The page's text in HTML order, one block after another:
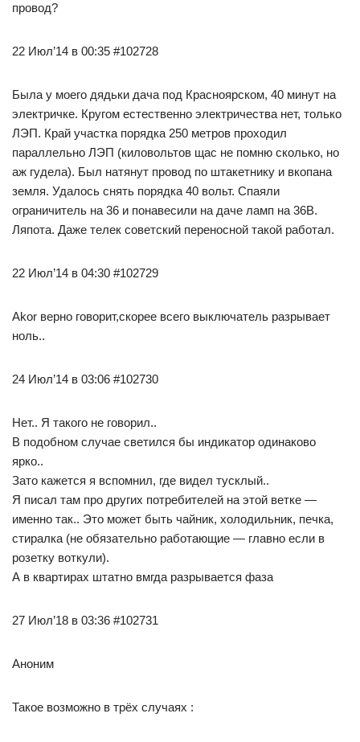
провод?
22 Июл’14 в 00:35 #102728
Была у моего дядьки дача под Красноярском, 40 минут на
электричке. Кругом естественно электричества нет, только
ЛЭП. Край участка порядка 250 метров проходил
параллельно ЛЭП (киловольтов щас не помню сколько, но
аж гудела). Был натянут провод по штакетнику и вкопана
земля. Удалось снять порядка 40 вольт. Спаяли
ограничитель на 36 и понавесили на даче ламп на 36В.
Ляпота. Даже телек советский переносной такой работал.
22 Июл’14 в 04:30 #102729
Akor верно говорит,скорее всего выключатель разрывает
ноль..
24 Июл’14 в 03:06 #102730
Нет.. Я такого не говорил..
В подобном случае светился бы индикатор одинаково
ярко..
Зато кажется я вспомнил, где видел тусклый..
Я писал там про других потребителей на этой ветке —
именно так.. Это может быть чайник, холодильник, печка,
стиралка (не обязательно работающие — главно если в
розетку воткули).
А в квартирах штатно вмгда разрывается фаза
27 Июл’18 в 03:36 #102731
Аноним
Такое возможно в трёх случаях :